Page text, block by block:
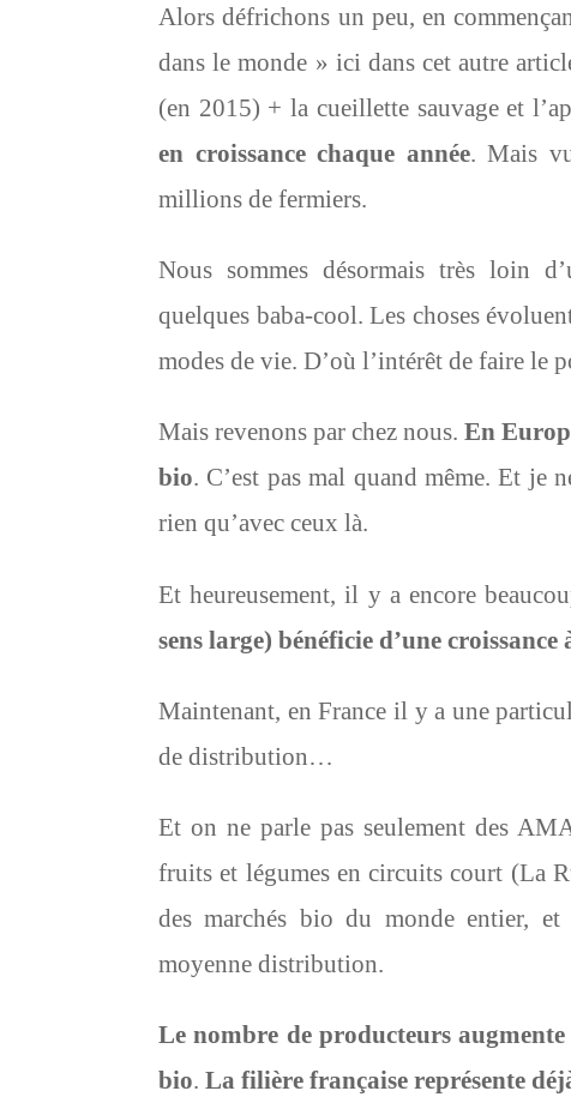
Alors défrichons un peu, en
dans le monde » ici dans cet autre
(en 2015) + la cueillette sauvage et
en croissance chaque année. Mais
millions de fermiers.
Nous sommes désormais très loin
quelques baba-cool. Les choses
modes de vie. D’où l’intérêt de faire le
Mais revenons par chez nous.En
bio. C’est pas mal quand même. Et je
rien qu’avec ceux là.
Et heureusement, il y a encore
sens large) bénéficie d’une croissance
Maintenant, en France il y a une
de distribution…
Et on ne parle pas seulement des
fruits et légumes en circuits court (La
des marchés bio du monde entier,
moyenne distribution.
Le nombre de producteurs
bio. La filière française représente